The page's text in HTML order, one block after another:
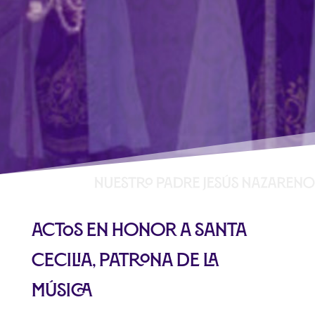
Actos en honor a Santa
Cecilia, patrona de la
música